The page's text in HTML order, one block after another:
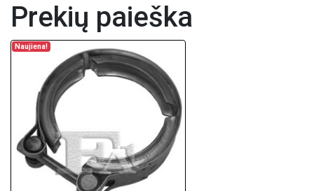
Prekių paieška
Naujiena!